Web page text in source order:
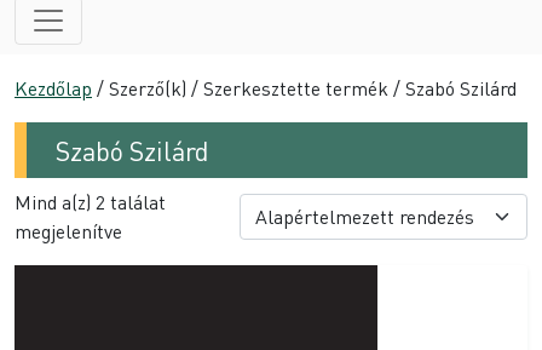
Kezdőlap / Szerző(k) / Szerkesztette termék / Szabó Szilárd
Szabó Szilárd
Mind a(z) 2 találat
megjelenítve